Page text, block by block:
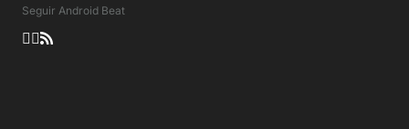
Seguir Android Beat